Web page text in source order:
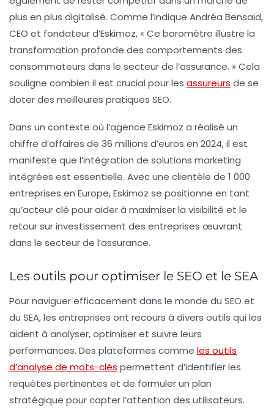
plus en plus digitalisé. Comme l’indique Andréa Bensaid,
CEO et fondateur d’Eskimoz, « Ce baromètre illustre la
transformation profonde des comportements des
consommateurs dans le secteur de l’assurance. » Cela
souligne combien il est crucial pour les assureurs de se
doter des meilleures pratiques SEO.
Dans un contexte où l’agence Eskimoz a réalisé un
chiffre d’affaires de 36 millions d’euros en 2024, il est
manifeste que l’intégration de solutions marketing
intégrées est essentielle. Avec une clientèle de 1 000
entreprises en Europe, Eskimoz se positionne en tant
qu’acteur clé pour aider à maximiser la visibilité et le
retour sur investissement des entreprises œuvrant
dans le secteur de l’assurance.
Les outils pour optimiser le SEO et le SEA
Pour naviguer efficacement dans le monde du SEO et
du SEA, les entreprises ont recours à divers outils qui les
aident à analyser, optimiser et suivre leurs
performances. Des plateformes comme les outils
d’analyse de mots-clés permettent d’identifier les
requêtes pertinentes et de formuler un plan
stratégique pour capter l’attention des utilisateurs.